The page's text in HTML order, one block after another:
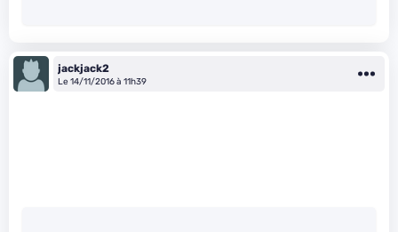
jackjack2
Le 14/11/2016 à 11h39